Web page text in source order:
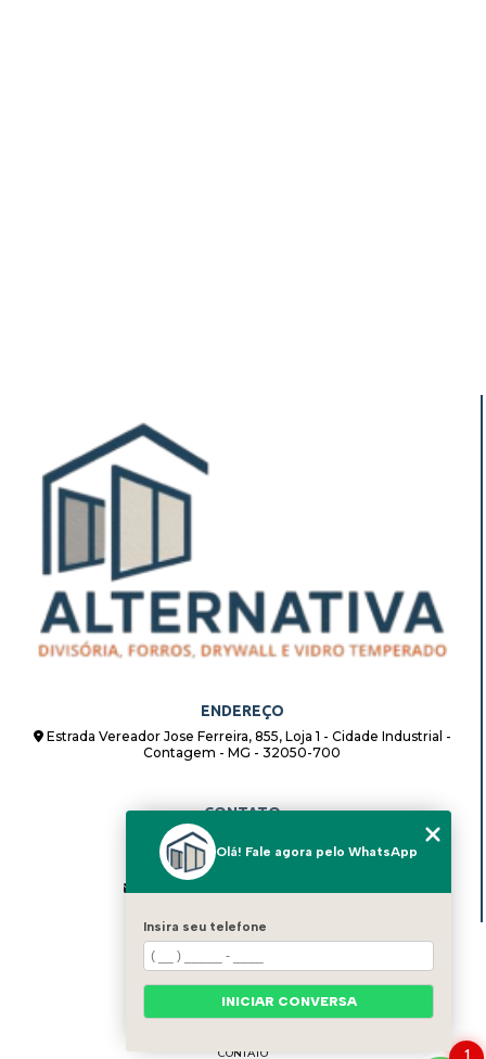
ENDEREÇO
Estrada Vereador Jose Ferreira, 855, Loja 1 - Cidade Industrial -
Contagem - MG - 32050-700
CONTATO
(31) 98862-8408
(31) 98862-8408
MENU
HOME
CONTATO
1
Olá! Fale agora pelo WhatsApp
Insira seu telefone
INICIAR CONVERSA